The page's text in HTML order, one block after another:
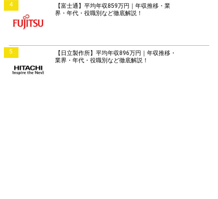
4
【富士通】平均年収859万円｜年収推移・業
界・年代・役職別など徹底解説！
5
【日立製作所】平均年収896万円｜年収推移・
業界・年代・役職別など徹底解説！